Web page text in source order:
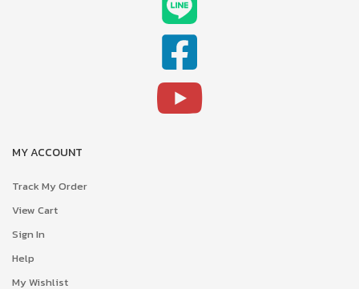
MY ACCOUNT
Track My Order
View Cart
Sign In
Help
My Wishlist